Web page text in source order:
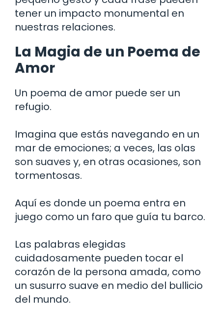
tener un impacto monumental en
nuestras relaciones.
La Magia de un Poema de
Amor
Un poema de amor puede ser un
refugio.
Imagina que estás navegando en un
mar de emociones; a veces, las olas
son suaves y, en otras ocasiones, son
tormentosas.
Aquí es donde un poema entra en
juego como un faro que guía tu barco.
Las palabras elegidas
cuidadosamente pueden tocar el
corazón de la persona amada, como
un susurro suave en medio del bullicio
del mundo.